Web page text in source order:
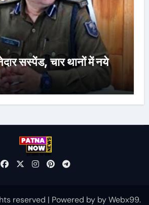
सस्पेंड, चार थानों में नये
reserved | Powered by byWebx99.